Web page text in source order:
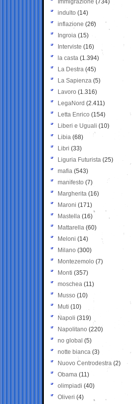
Immigrazione (734)
indulto (14)
inflazione (26)
Ingroia (15)
Interviste (16)
la casta (1.394)
La Destra (45)
La Sapienza (5)
Lavoro (1.316)
LegaNord (2.411)
Letta Enrico (154)
Liberi e Uguali (10)
Libia (68)
Libri (33)
Liguria Futurista (25)
mafia (543)
manifesto (7)
Margherita (16)
Maroni (171)
Mastella (16)
Mattarella (60)
Meloni (14)
Milano (300)
Montezemolo (7)
Monti (357)
moschea (11)
Musso (10)
Muti (10)
Napoli (319)
Napolitano (220)
no global (5)
notte bianca (3)
Nuovo Centrodestra (2)
Obama (11)
olimpiadi (40)
Oliveri (4)